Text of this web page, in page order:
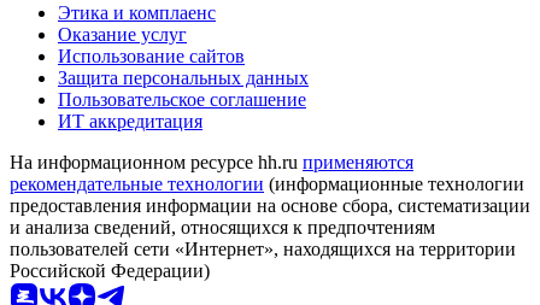
Этика и комплаенс
Оказание услуг
Использование сайтов
Защита персональных данных
Пользовательское соглашение
ИТ аккредитация
На информационном ресурсе hh.ru применяются
рекомендательные технологии (информационные технологии
предоставления информации на основе сбора, систематизации
и анализа сведений, относящихся к предпочтениям
пользователей сети «Интернет», находящихся на территории
Российской Федерации)